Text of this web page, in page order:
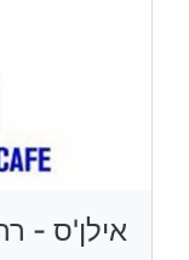
אילן'ס -